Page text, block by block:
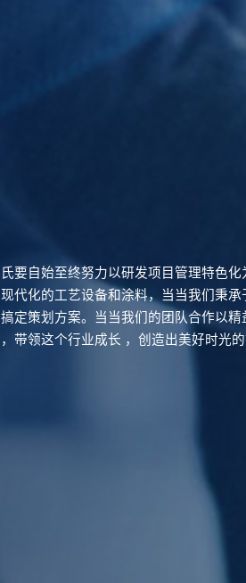
要自始至终努力以研发项目管理特色
代化的工艺设备和涂料，当当我们秉
定策划方案。当当我们的团队合作以
带领这个行业成长 ，创造出美好时光